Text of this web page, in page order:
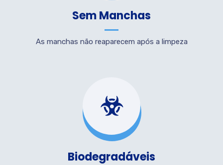
Sem Manchas
As manchas não reaparecem após a limpeza
Biodegradáveis